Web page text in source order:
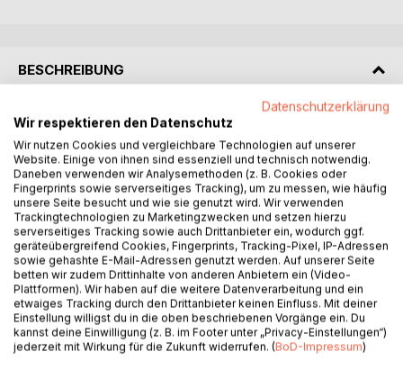
BESCHREIBUNG
Du baust dein Unternehmen mit Leidenschaft auf. Doch
hast du auch den Blick für morgen? Ob du dein Business
eines Tages verkaufen möchtest oder einfach nur mehr
Freiheit von deinem Tagesgeschäft suchst: Exit by Design
zeigt dir, wie du dein Unternehmen von Anfang an so
gestaltest, dass es auch ohne dich funktioniert und für
potenzielle Käufer attraktiv wird. Anhand von acht klaren
Parametern lernst du, worauf es ankommt, damit dein
Unternehmen skalierbar, strukturiert und werthaltig wird.
Diese Parameter helfen dir nicht nur dabei, den Wert
deines Unternehmens zu steigern, sondern auch dabei,
mehr Unabhängigkeit als Unternehmer zu gewinnen. Selbst
wenn ein Verkauf für dich aktuell nicht in Frage kommt:
Datenschutzerklärung
Wir respektieren den Datenschutz
Wir nutzen Cookies und vergleichbare Technologien auf unserer
Website. Einige von ihnen sind essenziell und technisch notwendig.
Daneben verwenden wir Analysemethoden (z. B. Cookies oder
Fingerprints sowie serverseitiges Tracking), um zu messen, wie häufig
unsere Seite besucht und wie sie genutzt wird. Wir verwenden
Trackingtechnologien zu Marketingzwecken und setzen hierzu
serverseitiges Tracking sowie auch Drittanbieter ein, wodurch ggf.
geräteübergreifend Cookies, Fingerprints, Tracking-Pixel, IP-Adressen
sowie gehashte E-Mail-Adressen genutzt werden. Auf unserer Seite
betten wir zudem Drittinhalte von anderen Anbietern ein (Video-
Plattformen). Wir haben auf die weitere Datenverarbeitung und ein
etwaiges Tracking durch den Drittanbieter keinen Einfluss. Mit deiner
Einstellung willigst du in die oben beschriebenen Vorgänge ein. Du
kannst deine Einwilligung (z. B. im Footer unter „Privacy-Einstellungen“)
jederzeit mit Wirkung für die Zukunft widerrufen. (BoD-Impressum)